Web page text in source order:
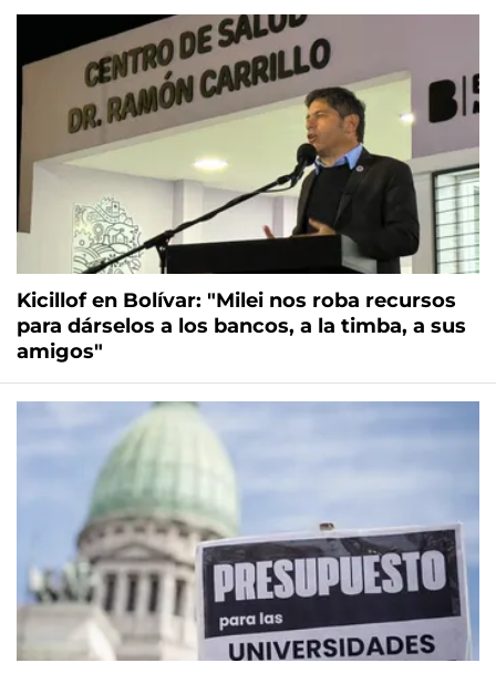
Kicillof en Bolívar: "Milei nos roba recursos
para dárselos a los bancos, a la timba, a sus
amigos"